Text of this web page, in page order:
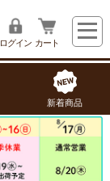
ログイン カート
新着商品